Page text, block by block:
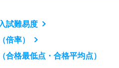
試難易度
倍率）
合格最低点・合格平均点）